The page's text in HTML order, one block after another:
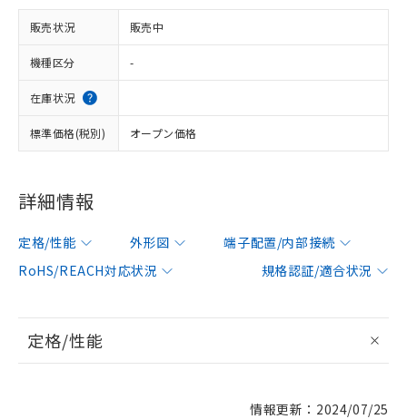
販売状況 販売中
機種区分 -
在庫状況
標準価格(税別) オープン価格
詳細情報
定格/性能 外形図
端子配置/内部接続
RoHS/REACH対応状況
規格認証/適合状況
定格/性能
情報更新：2024/07/25